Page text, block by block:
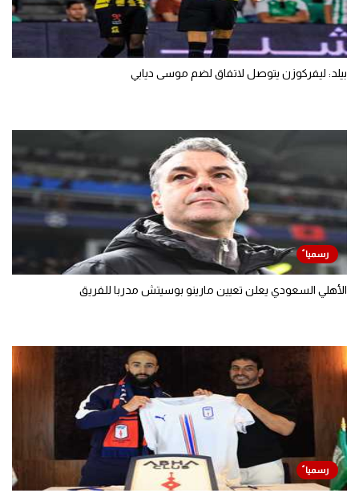
بيلد: ليفركوزن يتوصل لاتفاق لضم موسى ديابي
الأهلي السعودي يعلن تعيين مارينو بوسيتش مدربا للفريق